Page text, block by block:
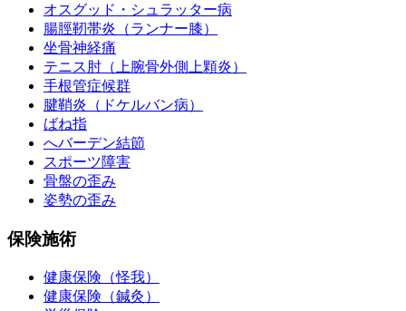
オスグッド・シュラッター病
腸脛靭帯炎（ランナー膝）
坐骨神経痛
テニス肘（上腕骨外側上顆炎）
手根管症候群
腱鞘炎（ドケルバン病）
ばね指
へバーデン結節
スポーツ障害
骨盤の歪み
姿勢の歪み
保険施術
健康保険（怪我）
健康保険（鍼灸）